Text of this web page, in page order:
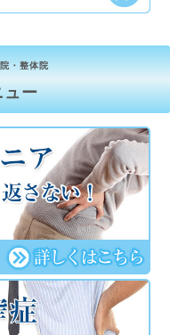
・整体院
ュー